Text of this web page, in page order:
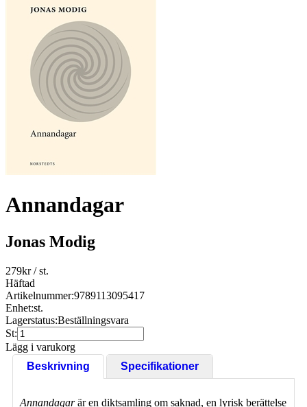
Annandagar
Jonas Modig
279kr/ st.
Häftad
Artikelnummer:9789113095417
Enhet:st.
Lagerstatus:Beställningsvara
St:
Lägg i varukorg
Beskrivning
Specifikationer
Annandagarär en diktsamling om saknad, en lyrisk berättelse